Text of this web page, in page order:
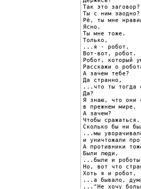
Так это заговор?
Ты с ним заодно?
Рё, ты мне
Ясно.
Ты мне тоже.
Только,
...я - робот.
Вот-вот, робот.
Робот, который
Расскажи о
А зачем тебе?
Да странно,
...что ты тогда
Да?
Я знаю, что они
в прежнем мире.
А зачем?
Чтобы сражаться.
Сколько бы ни
...мы
и уничтожали
А противники
Были люди,
...были и
Но, вот что
Хоть я и робот,
...а бывало,
..."Не хочу